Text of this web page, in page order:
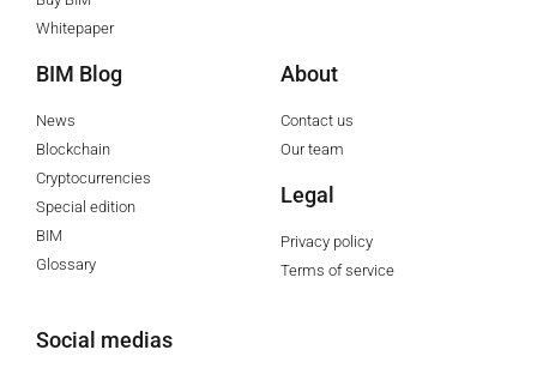
Whitepaper
BIM Blog
News
Blockchain
Cryptocurrencies
Special edition
BIM
Glossary
About
Contact us
Our team
Legal
Privacy policy
Terms of service
Social medias